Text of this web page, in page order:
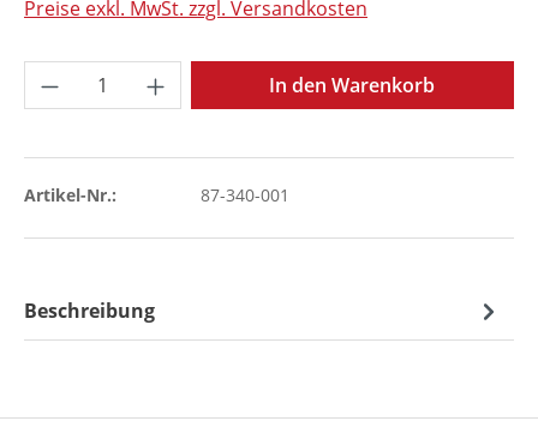
Preise exkl. MwSt. zzgl. Versandkosten
Produkt Anzahl: Gib den gewünschten
In den Warenkorb
Artikel-Nr.: 87-340-001
Beschreibung